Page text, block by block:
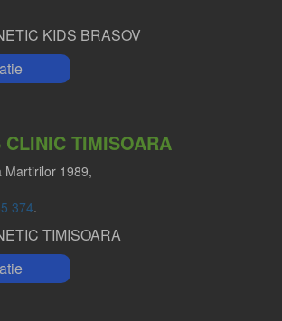
CLINIC TIMISOARA
Martirilor 1989,
374.